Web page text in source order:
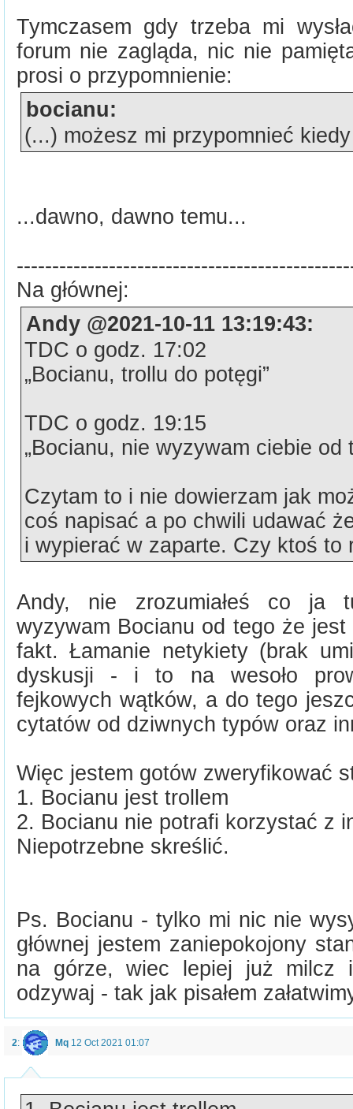
Tymczasem gdy trzeba mi
forum nie zagląda, nic nie
prosi o przypomnienie:
bocianu:
(...) możesz mi przypomnieć
...dawno, dawno temu...
Na głównej:
Andy @2021-10-11 13:19:43:
TDC o godz. 17:02
„Bocianu, trollu do potęgi”
TDC o godz. 19:15
„Bocianu, nie wyzywam ciebie od
Czytam to i nie dowierzam jak
coś napisać a po chwili udawać
i wypierać w zaparte. Czy ktoś to
Andy, nie zrozumiałeś co ja
wyzywam Bocianu od tego że
fakt. Łamanie netykiety (brak
dyskusji - i to na wesoło
fejkowych wątków, a do tego
cytatów od dziwnych typów oraz
Więc jestem gotów zweryfikować
1. Bocianu jest trollem
2. Bocianu nie potrafi korzystać z
Niepotrzebne skreślić.
Ps. Bocianu - tylko mi nic nie
głównej jestem zaniepokojony
na górze, wiec lepiej już
odzywaj - tak jak pisałem
2: Mq 12 Oct 2021 01:07